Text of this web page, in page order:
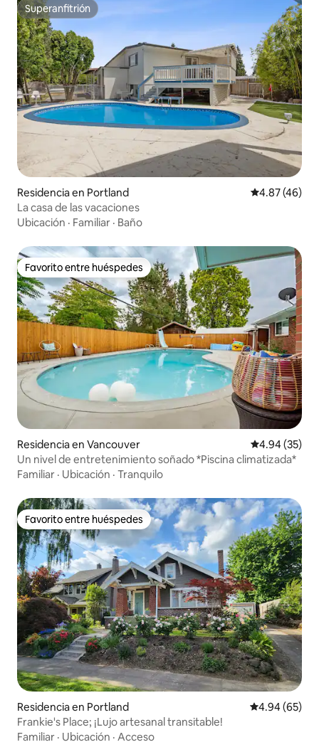
Superanfitrión
Superanfitrión
Residencia en Portland Calificación
4.87 (46)
La casa de las vacaciones
Ubicación · Familiar · Baño
Favorito entre huéspedes
Favorito entre huéspedes
Residencia en Vancouver Calificación
4.94 (35)
Un nivel de entretenimiento soñado *Piscina climatizada*
Familiar · Ubicación · Tranquilo
Favorito entre huéspedes
Favorito entre huéspedes
Residencia en Portland Calificación
4.94 (65)
Frankie's Place; ¡Lujo artesanal transitable!
Familiar · Ubicación · Acceso